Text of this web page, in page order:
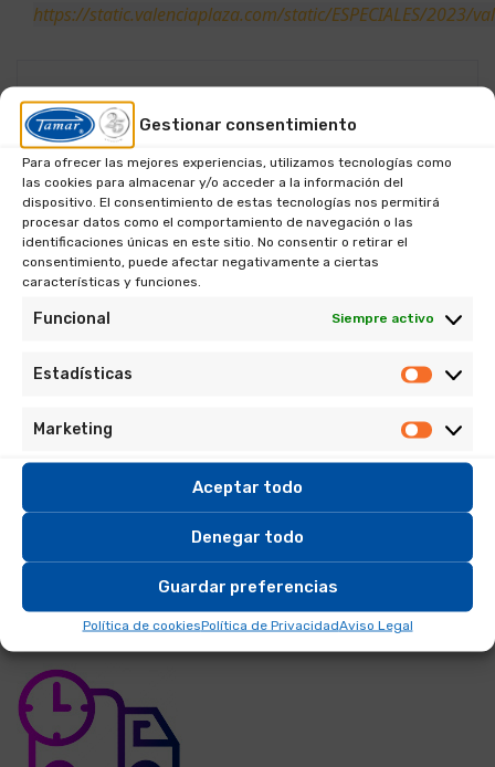
Gestionar consentimiento
Para ofrecer las mejores experiencias, utilizamos tecnologías como
las cookies para almacenar y/o acceder a la información del
dispositivo. El consentimiento de estas tecnologías nos permitirá
procesar datos como el comportamiento de navegación o las
identificaciones únicas en este sitio. No consentir o retirar el
consentimiento, puede afectar negativamente a ciertas
características y funciones.
Funcional Siempre activo
Estadísticas
Marketing
Aceptar todo
Denegar todo
Guardar preferencias
Política de cookiesPolítica de PrivacidadAviso Legal
https://static.valenciaplaza.com/static/ESPECIALES/2023/
Previous Article:
Tamar estará en Eurobrico 2022
Next Article
Tamar en Valencia City
CATEGORÍAS DE PRODUCTOS
PRODUCTOS PISCINA
TRANSPORTE INCLUIDO